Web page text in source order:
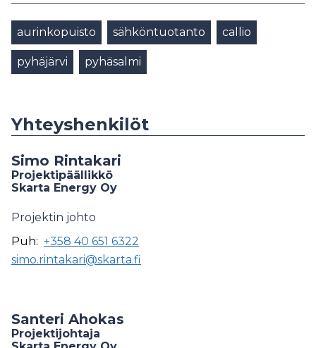
aurinkopuisto sähköntuotanto callio
pyhäjärvi pyhäsalmi
Yhteyshenkilöt
Simo Rintakari
Projektipäällikkö
Skarta Energy Oy
Projektin johto
Puh: +358 40 651 6322
simo.rintakari@skarta.fi
Santeri Ahokas
Projektijohtaja